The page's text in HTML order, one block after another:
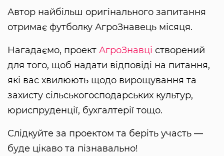
Автор найбільш оригінального запитання
отримає футболку АгроЗнавець місяця.
Нагадаємо, проект АгроЗнавці створений
для того, щоб надати відповіді на питання,
які вас хвилюють щодо вирощування та
захисту сільськогосподарських культур,
юриспруденції, бухгалтерії тощо.
Слідкуйте за проектом та беріть участь —
буде цікаво та пізнавально!